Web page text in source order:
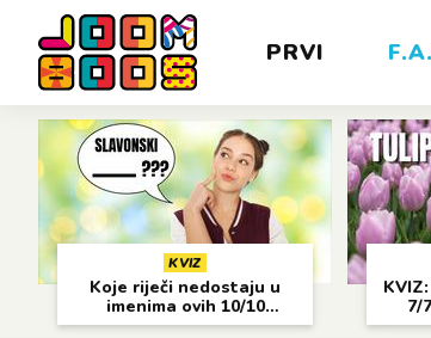
PRVI
KVIZ
Koje riječi nedostaju u
imenima ovih 10/10
gradova?
7/